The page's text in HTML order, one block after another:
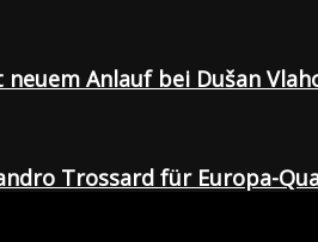
Anlauf bei Dušan
Trossard für Europa-